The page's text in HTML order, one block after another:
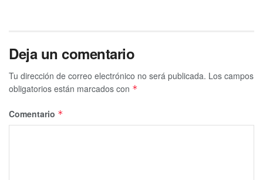
Deja un comentario
Tu dirección de correo electrónico no será publicada. Los campos
obligatorios están marcados con *
Comentario *